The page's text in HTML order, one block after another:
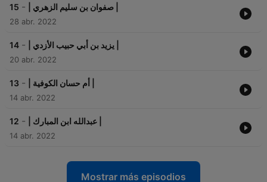
15 -
28 abr. 2022
14 -
20 abr. 2022
13 -
14 abr. 2022
12 -
14 abr. 2022
Mostrar más episodios